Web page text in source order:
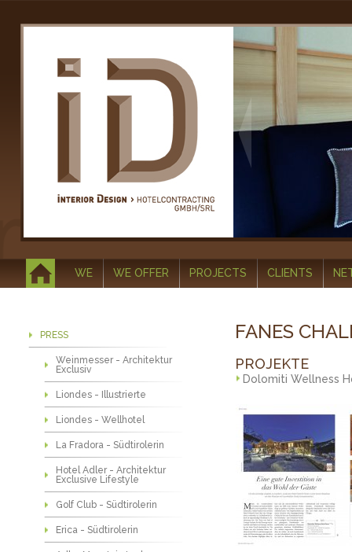
WE WE OFFER PROJECTS CLIENTS
PRESS
Weinmesser - Architektur
Exclusiv
Liondes - Illustrierte
Liondes - Wellhotel
La Fradora - Südtirolerin
Hotel Adler - Architektur
Exclusive Lifestyle
Golf Club - Südtirolerin
Erica - Südtirolerin
FANES
PROJEKTE
Dolomiti Wellness